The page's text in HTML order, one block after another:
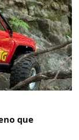
que